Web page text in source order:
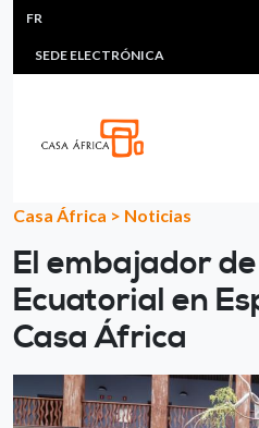
Aller au contenu principal
HEADER MENU
MULTIMEDIA
SEDE ELECTRÓNICA
FR
Casa África > Noticias
El embajador
Ecuatorial en
Casa África